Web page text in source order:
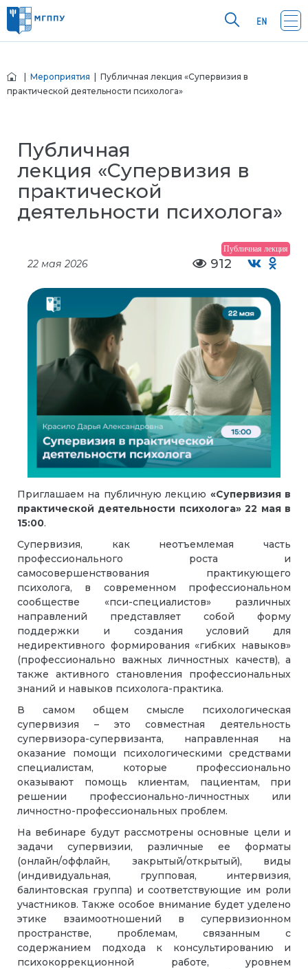
Мероприятия | Публичная лекция «Супервизия в
практической деятельности психолога»
Публичная
лекция «Супервизия в
практической
деятельности психолога»
Публичная лекция
22 мая 2026 912
Приглашаем на публичную лекцию «Супервизия в
практической деятельности психолога»22 мая в
15:00.
Супервизия, как неотъемлемая часть
профессионального роста и
самосовершенствования практикующего
психолога, в современном профессиональном
сообществе «пси-специалистов» различных
направлений представляет собой форму
поддержки и создания условий для
недирективного формирования «гибких навыков»
(профессионально важных личностных качеств), а
также активного становления профессиональных
знаний и навыков психолога-практика.
В самом общем смысле психологическая
супервизия – это совместная деятельность
супервизора-супервизанта, направленная на
оказание помощи психологическими средствами
специалистам, которые профессионально
оказывают помощь клиентам, пациентам, при
решении профессионально-личностных или
личностно-профессиональных проблем.
На вебинаре будут рассмотрены основные цели и
задачи супервизии, различные ее форматы
(онлайн/оффлайн, закрытый/открытый), виды
(индивидуальная, групповая, интервизия,
балинтовская группа) и соответствующие им роли
участников. Также особое внимание будет уделено
этике взаимоотношений в супервизионном
пространстве, проблемам, связанным с
содержанием подхода к консультированию и
психокоррекционной работе, уровнем